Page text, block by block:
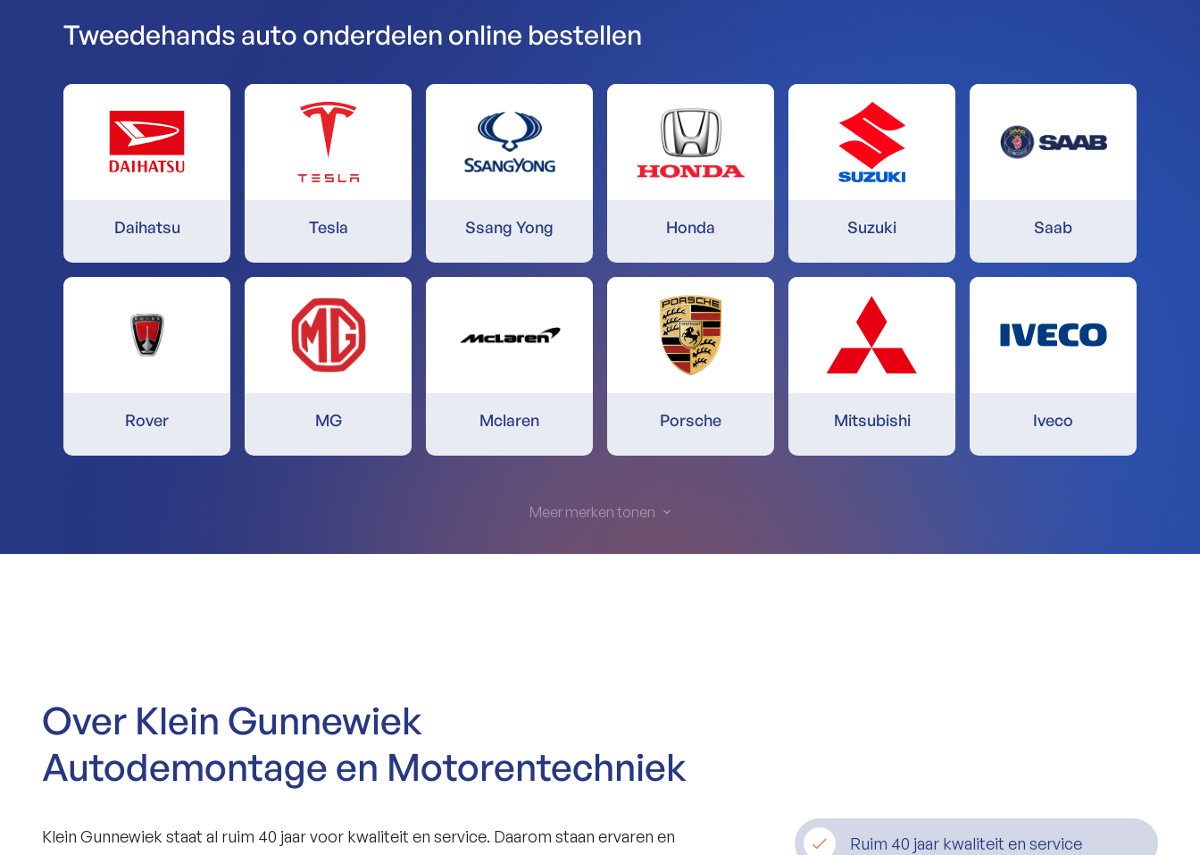
Tweedehands auto onderdelen online bestellen
Daihatsu Tesla Ssang Yong Honda Suzuki Saab
Rover MG Mclaren Porsche Mitsubishi Iveco
Meer merken tonen
Over Klein Gunnewiek
Autodemontage en Motorentechniek
Klein Gunnewiek staat al ruim 40 jaar voor kwaliteit en service. Daarom staan ervaren en
Ruim 40 jaar kwaliteit en service